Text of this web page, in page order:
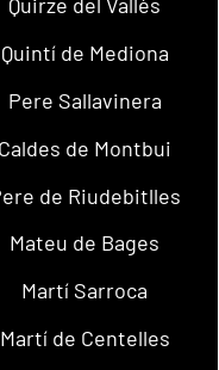
Quirze del Vallès
Quintí de Mediona
Pere Sallavinera
Caldes de Montbui
de Riudebitlles
Mateu de Bages
Martí Sarroca
Martí de Centelles